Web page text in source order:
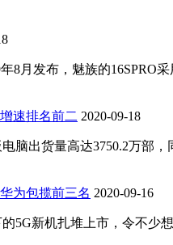
8月发布，魅族的
速排名前二 2020-09-18
脑出货量高达3750.2万部
为包揽前三名 2020-09-16
5G新机扎堆上市，令不